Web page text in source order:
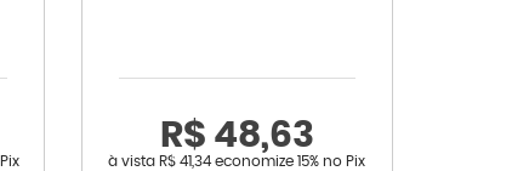
R$ 48,63
à vista R$ 41,34economize 15% no Pix